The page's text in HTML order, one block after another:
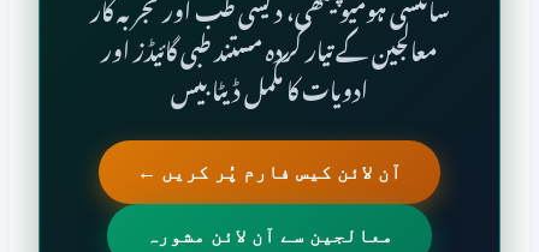
معالجین کے تیار کردہ مستند طبی گائیڈز اور
ادویات کا مکمل ڈیٹا بیس
آن لائن کیس فارم پُر کریں ←
معالجین سے آن لائن مشورہ